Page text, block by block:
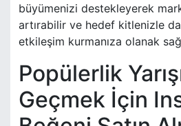
büyümenizi destekleyerek
artırabilir ve hedef kitlenizle
etkileşim kurmanıza olanak
Popülerlik
Geçmek İçin